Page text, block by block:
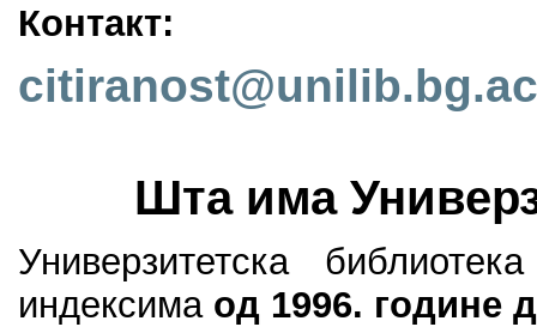
Контакт:
Шта има
Универзитетска
индексима од 1996. године